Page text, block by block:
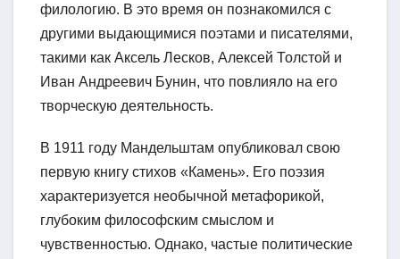
филологию. В это время он познакомился с
другими выдающимися поэтами и писателями,
такими как Аксель Лесков, Алексей Толстой и
Иван Андреевич Бунин, что повлияло на его
творческую деятельность.
В 1911 году Мандельштам опубликовал свою
первую книгу стихов «Камень». Его поэзия
характеризуется необычной метафорикой,
глубоким философским смыслом и
чувственностью. Однако, частые политические